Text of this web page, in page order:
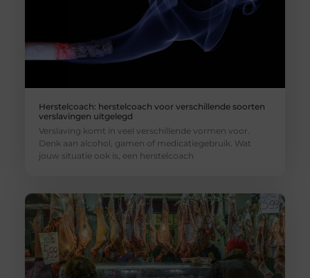
Herstelcoach: herstelcoach voor verschillende soorten
verslavingen uitgelegd
Verslaving komt in veel verschillende vormen voor.
Denk aan alcohol, gamen of medicatiegebruik. Wat
jouw situatie ook is, een herstelcoach